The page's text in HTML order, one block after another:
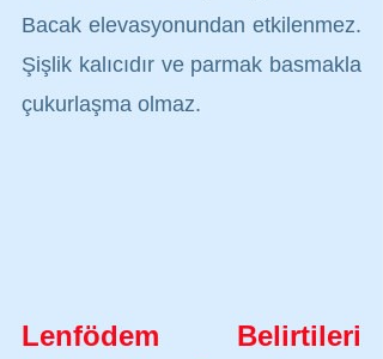
Bacak elevasyonundan etkilenmez.
Şişlik kalıcıdır ve parmak basmakla
çukurlaşma olmaz.
Lenfödem Belirtileri